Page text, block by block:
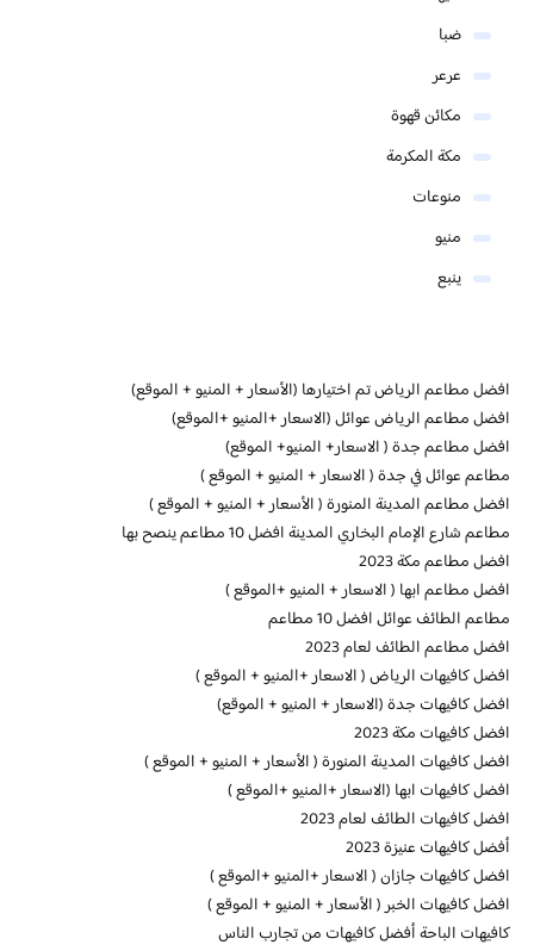
ضبا
عرعر
مكائن قهوة
مكة المكرمة
منوعات
منيو
ينبع
افضل مطاعم الرياض تم اختيارها (الأسعار + المنيو + الموقع)
افضل مطاعم الرياض عوائل (الاسعار +المنيو +الموقع)
افضل مطاعم جدة ( الاسعار+ المنيو+ الموقع)
مطاعم عوائل في جدة ( الاسعار + المنيو + الموقع )
افضل مطاعم المدينة المنورة ( الأسعار + المنيو + الموقع )
مطاعم شارع الإمام البخاري المدينة افضل 10 مطاعم ينصح بها
افضل مطاعم مكة 2023
افضل مطاعم ابها ( الاسعار + المنيو +الموقع )
مطاعم الطائف عوائل افضل 10 مطاعم
افضل مطاعم الطائف لعام 2023
افضل كافيهات الرياض ( الاسعار +المنيو + الموقع )
افضل كافيهات جدة (الاسعار + المنيو + الموقع)
افضل كافيهات مكة 2023
افضل كافيهات المدينة المنورة ( الأسعار + المنيو + الموقع )
افضل كافيهات ابها (الاسعار +المنيو +الموقع )
افضل كافيهات الطائف لعام 2023
أفضل كافيهات عنيزة 2023
افضل كافيهات جازان ( الاسعار +المنيو +الموقع )
افضل كافيهات الخبر ( الأسعار + المنيو + الموقع )
كافيهات الباحة أفضل كافيهات من تجارب الناس